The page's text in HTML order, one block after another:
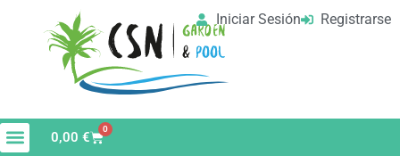
Iniciar Sesión Registrarse
0,00 €
0